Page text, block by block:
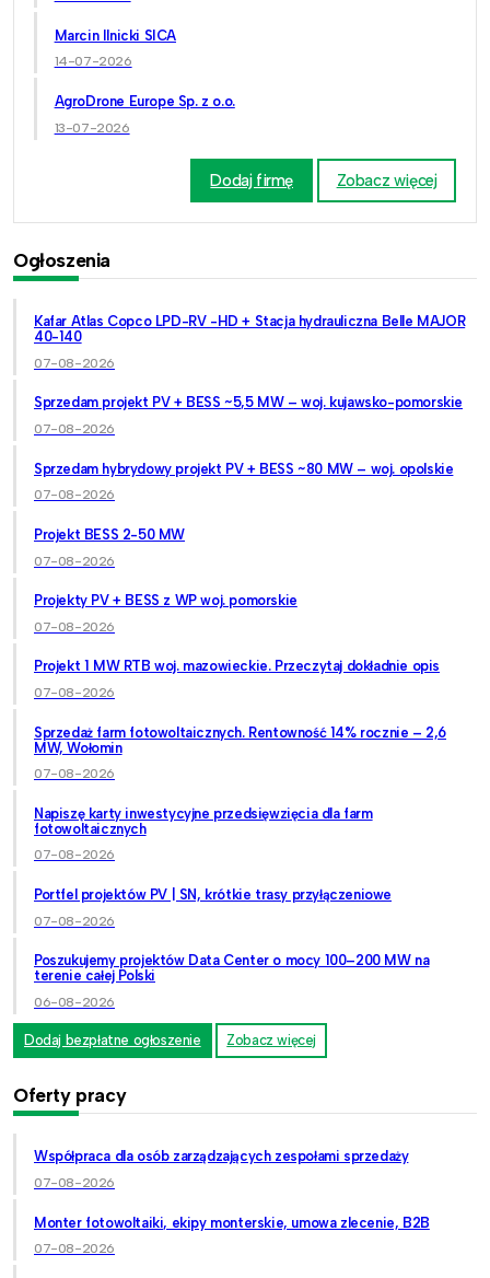
Marcin Ilnicki SICA
14-07-2026
AgroDrone Europe Sp. z o.o.
13-07-2026
Dodaj firmę Zobacz więcej
Ogłoszenia
Kafar Atlas Copco LPD-RV -HD + Stacja hydrauliczna Belle MAJOR
40-140
07-08-2026
Sprzedam projekt PV + BESS ~5,5 MW – woj. kujawsko-pomorskie
07-08-2026
Sprzedam hybrydowy projekt PV + BESS ~80 MW – woj. opolskie
07-08-2026
Projekt BESS 2-50 MW
07-08-2026
Projekty PV + BESS z WP woj. pomorskie
07-08-2026
Projekt 1 MW RTB woj. mazowieckie. Przeczytaj dokładnie opis
07-08-2026
Sprzedaż farm fotowoltaicznych. Rentowność 14% rocznie – 2,6
MW, Wołomin
07-08-2026
Napiszę karty inwestycyjne przedsięwzięcia dla farm
fotowoltaicznych
07-08-2026
Portfel projektów PV | SN, krótkie trasy przyłączeniowe
07-08-2026
Poszukujemy projektów Data Center o mocy 100–200 MW na
terenie całej Polski
06-08-2026
Dodaj bezpłatne ogłoszenie Zobacz więcej
Oferty pracy
Współpraca dla osób zarządzających zespołami sprzedaży
07-08-2026
Monter fotowoltaiki, ekipy monterskie, umowa zlecenie, B2B
07-08-2026